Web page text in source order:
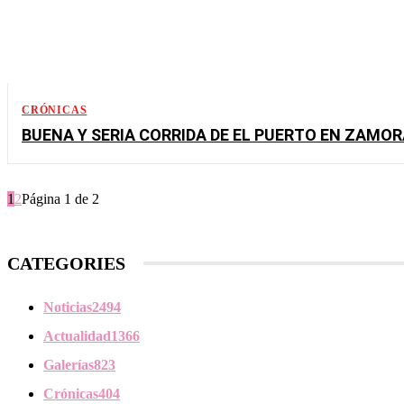
CRÓNICAS
BUENA Y SERIA CORRIDA DE EL PUERTO EN
1 2Página 1 de 2
CATEGORIES
Noticias2494
Actualidad1366
Galerías823
Crónicas404